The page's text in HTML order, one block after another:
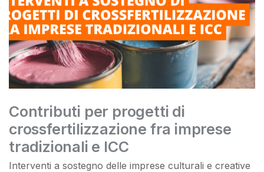
Contributi per progetti di
crossfertilizzazione fra imprese
tradizionali e ICC
Interventi a sostegno delle imprese culturali e creative